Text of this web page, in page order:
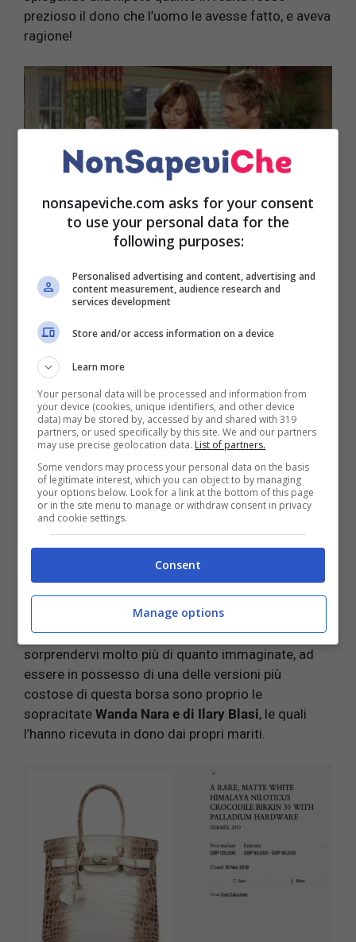
prezioso il dono che l’uomo le avesse fatto, e aveva
ragione!
La borsa per donna a cui facciamo riferimento altro
non era che una Birkin, famosa in tutto il mondo
per essere un accessorio tra i più cari al mondo
presente in varie realizzazioni e che molte donne
famosissime hanno sfoggiato in diverse occasioni,
come nel caso di Chiara Ferragni oWanda Nara
persinoIlary Blasi. Facciamo riferimento a bag di
lusso il cui valore economico vi lascerà senza
parole, dato che la versione base di questa borsa ha
un costo che parte da circa7.000 euro fino a un
tetto massimo di 300.000 euro
Chi post siete la Birkin più
cara al mondo?
La risposta a questa domanda potrebbe
sorprendervi molto più di quanto immaginate, ad
essere in possesso di una delle versioni più
costose di questa borsa sono proprio le
sopracitate Wanda Nara e di Ilary Blasi, le quali
l’hanno ricevuta in dono dai propri mariti.
nonsapeviche.com asks for your consent
to use your personal data for the
following purposes:
Personalised advertising and content, advertising and
content measurement, audience research and
services development
Store and/or access information on a device
Learn more
Your personal data will be processed and information from
your device (cookies, unique identifiers, and other device
data) may be stored by, accessed by and shared with 319
partners, or used specifically by this site. We and our partners
may use precise geolocation data. List of partners.
Some vendors may process your personal data on the basis
of legitimate interest, which you can object to by managing
your options below. Look for a link at the bottom of this page
or in the site menu to manage or withdraw consent in privacy
and cookie settings.
Consent
Manage options